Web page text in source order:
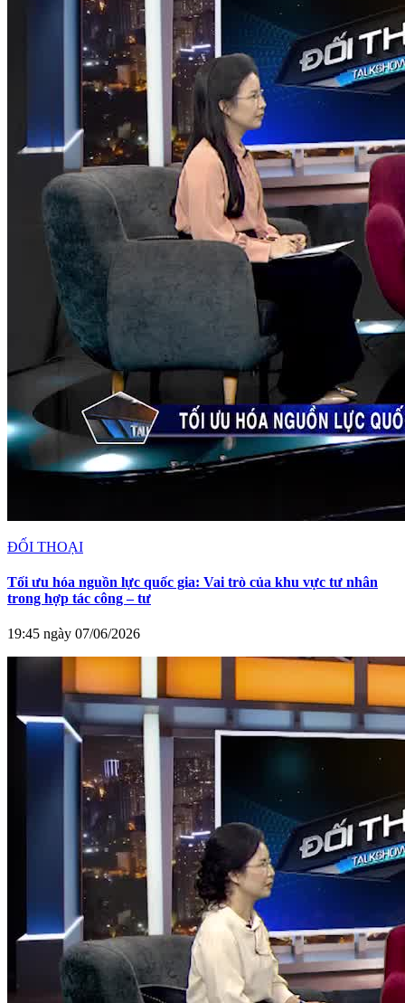
ĐỐI THOẠI
Tối ưu hóa nguồn lực quốc gia: Vai trò của khu vực tư nhân
trong hợp tác công – tư
19:45 ngày 07/06/2026